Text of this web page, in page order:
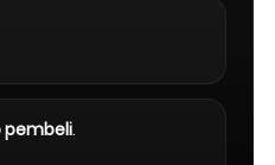
.